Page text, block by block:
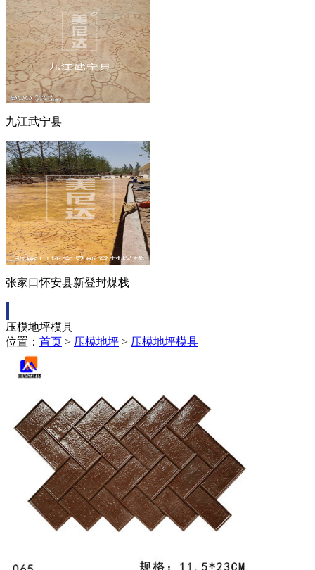
九江武宁县
张家口怀安县新登封煤栈
压模地坪模具
位置： 首页 > 压模地坪 > 压模地坪模具